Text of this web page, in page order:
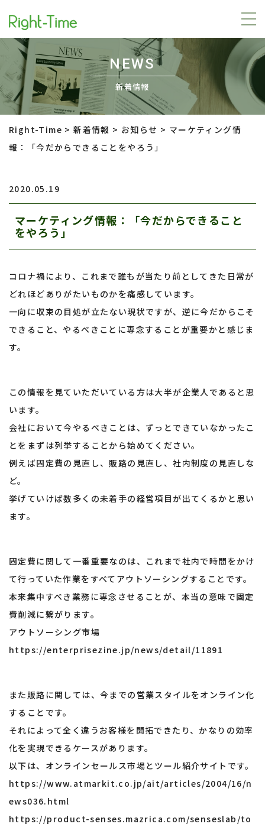
NEWS
新着情報
Right-Time >新着情報 > お知らせ > マーケティング情
報：「今だからできることをやろう」
2020.05.19
マーケティング情報：「今だからできること
をやろう」
コロナ禍により、これまで誰もが当たり前としてきた日常が
どれほどありがたいものかを痛感しています。
一向に収束の目処が立たない現状ですが、逆に今だからこそ
できること、やるべきことに専念することが重要かと感じま
す。
この情報を見ていただいている方は大半が企業人であると思
います。
会社において今やるべきことは、ずっとできていなかったこ
とをまずは列挙することから始めてください。
例えば固定費の見直し、販路の見直し、社内制度の見直しな
ど。
挙げていけば数多くの未着手の経営項目が出てくるかと思い
ます。
固定費に関して一番重要なのは、これまで社内で時間をかけ
て行っていた作業をすべてアウトソーシングすることです。
本来集中すべき業務に専念させることが、本当の意味で固定
費削減に繋がります。
アウトソーシング市場
https://enterprisezine.jp/news/detail/11891
また販路に関しては、今までの営業スタイルをオンライン化
することです。
それによって全く違うお客様を開拓できたり、かなりの効率
化を実現できるケースがあります。
以下は、オンラインセールス市場とツール紹介サイトです。
https://www.atmarkit.co.jp/ait/articles/2004/16/n
ews036.html
https://product-senses.mazrica.com/senseslab/to